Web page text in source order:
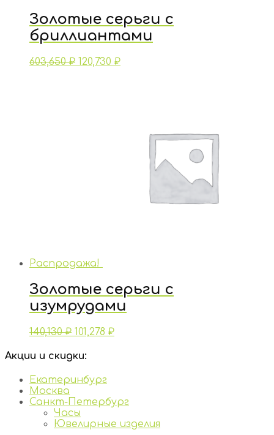
Золотые серьги с
бриллиантами
603,650₽ 120,730 ₽
Распродажа!
Золотые серьги с
изумрудами
140,130₽ 101,278 ₽
Акции и скидки:
Екатеринбург
Москва
Санкт-Петербург
Часы
Ювелирные изделия